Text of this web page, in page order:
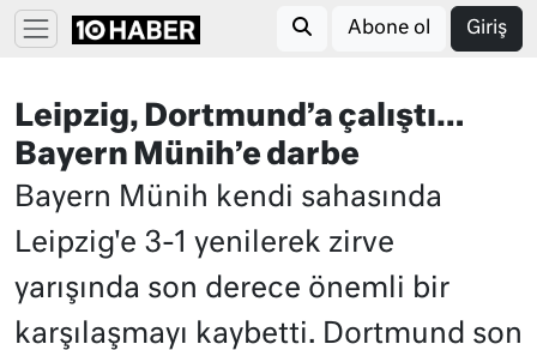
Abone ol Giriş
Leipzig, Dortmund’a çalıştı…
Bayern Münih’e darbe
Bayern Münih kendi sahasında
Leipzig'e 3-1 yenilerek zirve
yarışında son derece önemli bir
karşılaşmayı kaybetti. Dortmund son